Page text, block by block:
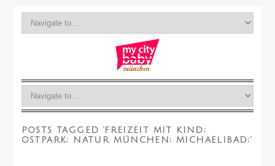
POSTS TAGGED ‘FREIZEIT MIT KIND;
OSTPARK; NATUR MÜNCHEN; MICHAELIBAD;’